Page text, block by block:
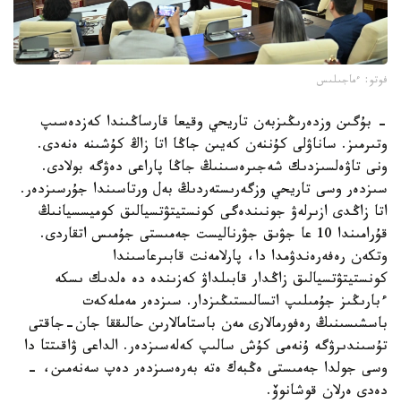
فوتو: ءماجىلىس
- بۇگىن وزدەرىڭىزبەن تاريحي وقيعا قارساڭىندا كەزدەسىپ
وتىرمىز. ساناۋلى كۇننەن كەيىن جاڭا اتا زاڭ كۇشىنە ەنەدى.
ونى تاۋەلسىزدىك شەجىرەسىنىڭ جاڭا پاراعى دەۋگە بولادى.
سىزدەر وسى تاريحي وزگەرىستەردىڭ بەل ورتاسىندا جۇرسىزدەر.
اتا زاڭدى ازىرلەۋ جونىندەگى كونستيتۋتسيالىق كوميسسيانىڭ
قۇرامىندا 10 عا جۋىق جۋرناليست جەمىستى جۇمىس اتقاردى.
وتكەن رەفەرەندۋمدا دا، پارلامەنت قابىرعاسىندا
كونستيتۋتسيالىق زاڭدار قابىلداۋ كەزىندە دە ەلدىك ىسكە
ءبارىڭىز جۇمىلىپ اتسالىستىڭىزدار. سىزدەر مەملەكەت
باسشىسىنىڭ رەفورمالارى مەن باستامالارىن حالىققا جان-جاقتى
تۇسىندىرۋگە ۇنەمى كۇش سالىپ كەلەسىزدەر. الداعى ۋاقىتتا دا
وسى جولدا جەمىستى ەڭبەك ەتە بەرەسىزدەر دەپ سەنەمىن، -
دەدى ەرلان قوشانوۆ.